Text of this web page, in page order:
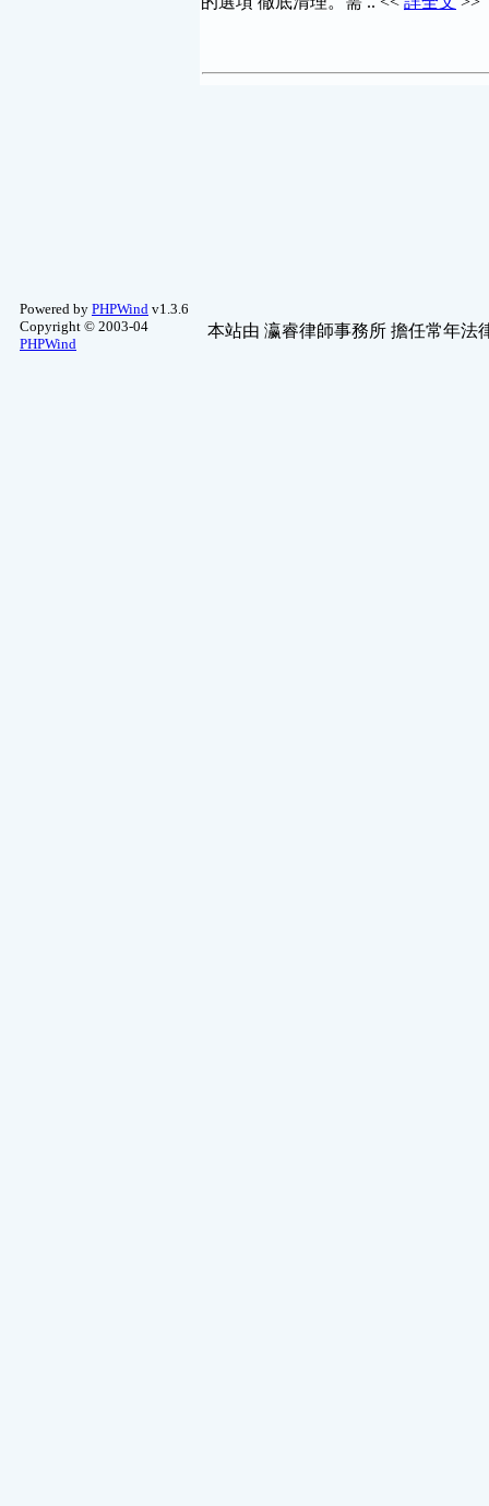
Powered by PHPWind v1.3.6
Copyright © 2003-04
PHPWind
本站由 瀛睿律師事務所 擔任常年法